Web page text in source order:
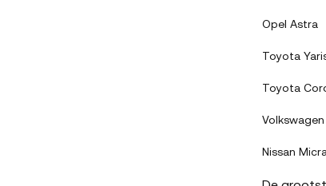
Opel Astra
Toyota
Toyota
Nissan